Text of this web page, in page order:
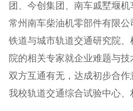
团、今创集团、南车戚墅堰机
常州南车柴油机零部件有限
铁道与城市轨道交通研究院
院的相关专家就企业难题与
双方互通有无，达成初步合
我校轨道交通综合试验中心、